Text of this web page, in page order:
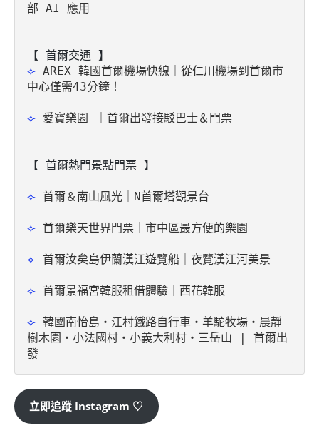
部 AI 應用
⟣ AREX 韓國首爾機場快線｜從仁川機場到首爾市
中心僅需43分鐘！
⟣ 愛寶樂園 ｜首爾出發接駁巴士＆門票
【 首爾熱門景點門票 】
⟣ 首爾＆南山風光｜N首爾塔觀景台
⟣ 首爾樂天世界門票｜市中區最方便的樂園
⟣ 首爾汝矣島伊蘭漢江遊覽船｜夜覽漢江河美景
⟣ 首爾景福宮韓服租借體驗｜西花韓服
⟣ 韓國南怡島・江村鐵路自行車・羊駝牧場・晨靜
樹木園・小法國村・小義大利村・三岳山 | 首爾出
發
立即追蹤 Instagram ♡